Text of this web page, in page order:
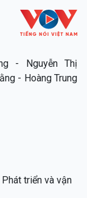
- Nguyễn Thị
- Hoàng Trung
triển và vận